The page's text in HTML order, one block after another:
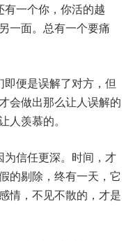
一个你，你活的越
一面。总有一个要痛
便是误解了对方，但
会做出那么让人误解的
人羡慕的。
信任更深。时间，才
的剔除，终有一天，它
情，不见不散的，才是